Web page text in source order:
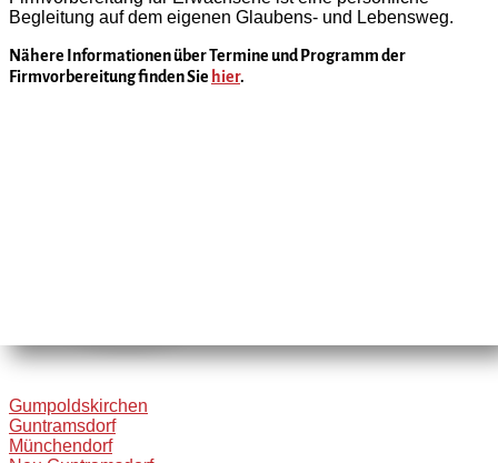
Begleitung auf dem eigenen Glaubens- und Lebensweg.
Nähere Informationen über Termine und Programm der
Firmvorbereitung finden Sie hier.
Gumpoldskirchen
Guntramsdorf
Münchendorf